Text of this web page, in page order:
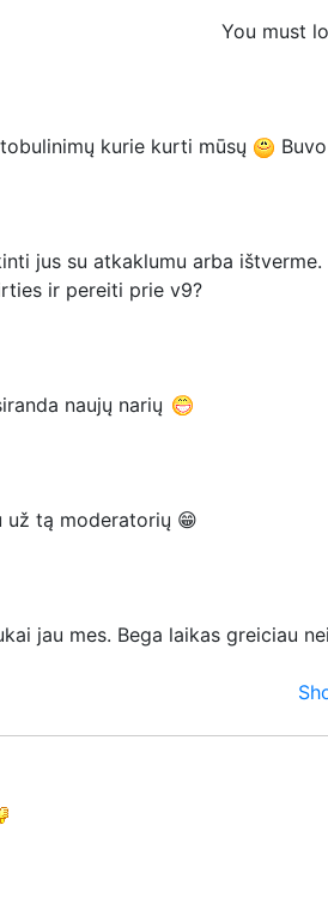
You must
kurie kurti mūsų
jus su atkaklumu arba
ir pereiti prie v9?
naujų narių
už tą moderatorių 😁
jau mes. Bega laikas greiciau